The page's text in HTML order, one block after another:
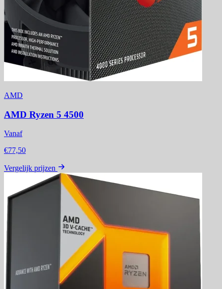
AMD
AMD Ryzen 5 4500
Vanaf
€77,50
Vergelijk prijzen